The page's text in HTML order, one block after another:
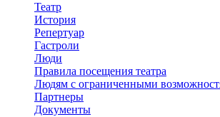
Театр
История
Репертуар
Гастроли
Люди
Правила посещения театра
Людям с ограниченными
Партнеры
Документы